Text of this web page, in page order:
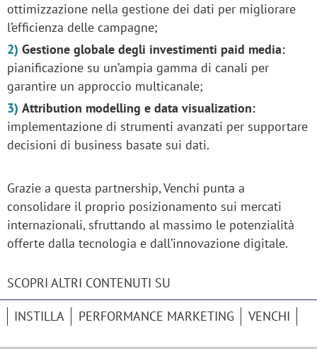
ottimizzazione nella gestione dei dati per migliorare
l’efficienza delle campagne;
Gestione globale degli investimenti paid media:
pianificazione su un’ampia gamma di canali per
garantire un approccio multicanale;
Attribution modelling e data visualization:
implementazione di strumenti avanzati per supportare
decisioni di business basate sui dati.
Grazie a questa partnership, Venchi punta a
consolidare il proprio posizionamento sui mercati
internazionali, sfruttando al massimo le potenzialità
offerte dalla tecnologia e dall’innovazione digitale.
SCOPRI ALTRI CONTENUTI SU
INSTILLA PERFORMANCE MARKETING VENCHI